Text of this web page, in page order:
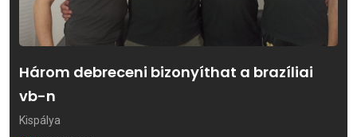
Három debreceni bizonyíthat a brazíliai
vb-n
Kispálya